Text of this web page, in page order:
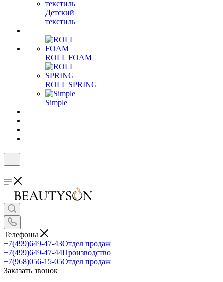
Детский
текстиль
ROLL FOAM
ROLL SPRING
Simple
Телефоны
+7(499)649-47-43Отдел продаж
+7(499)649-47-44Производство
+7(968)056-15-05Отдел продаж
Заказать звонок